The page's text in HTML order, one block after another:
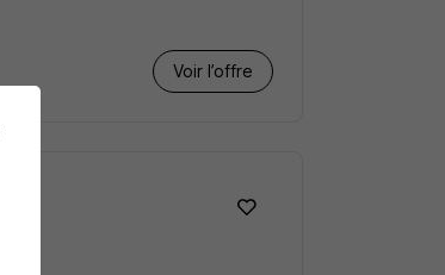
Voir l’offre